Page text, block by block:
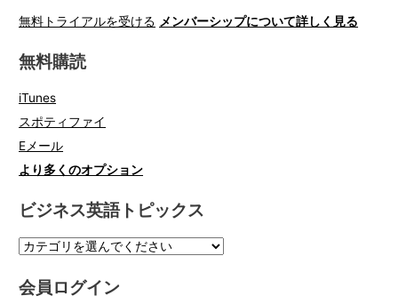
無料トライアルを受ける メンバーシップについて詳しく見る
無料購読
iTunes
スポティファイ
Eメール
より多くのオプション
ビジネス英語トピックス
会員ログイン